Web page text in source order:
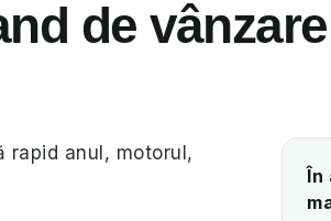
de
rapid anul, motorul,
În